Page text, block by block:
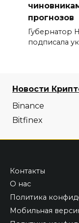
прогнозов
Губернатор
подписала
Новости
Binance
Bitfinex
Контакты
О нас
Политика
Мобильная